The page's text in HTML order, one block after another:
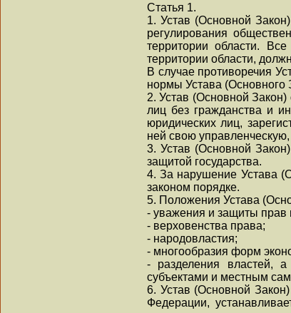
Статья 1.
1. Устав (Основной
регулирования
территории области.
территории области,
В случае противоречия
нормы Устава (Основного
2. Устав (Основной
лиц без гражданства и
юридических лиц,
ней свою
3. Устав (Основной
защитой государства.
4. За нарушение Устава
законом порядке.
5. Положения Устава
- уважения и защиты прав
- верховенства права;
- народовластия;
- многообразия форм
- разделения властей,
субъектами и местным
6. Устав (Основной
Федерации,